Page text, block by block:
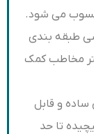
می شود.
طبقه بندی
مخاطب کمک
ساده و قابل
تا حد